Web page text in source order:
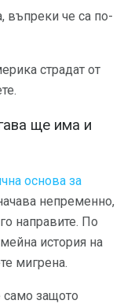
въпреки че са по-
страдат от
ще има и
основа за
непременно,
направите. По
история на
мигрена.
само защото